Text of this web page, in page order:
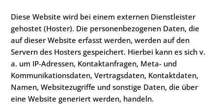
Diese Website wird bei einem externen Dienstleister
gehostet (Hoster). Die personenbezogenen Daten, die
auf dieser Website erfasst werden, werden auf den
Servern des Hosters gespeichert. Hierbei kann es sich v.
a. um IP-Adressen, Kontaktanfragen, Meta- und
Kommunikationsdaten, Vertragsdaten, Kontaktdaten,
Namen, Websitezugriffe und sonstige Daten, die über
eine Website generiert werden, handeln.